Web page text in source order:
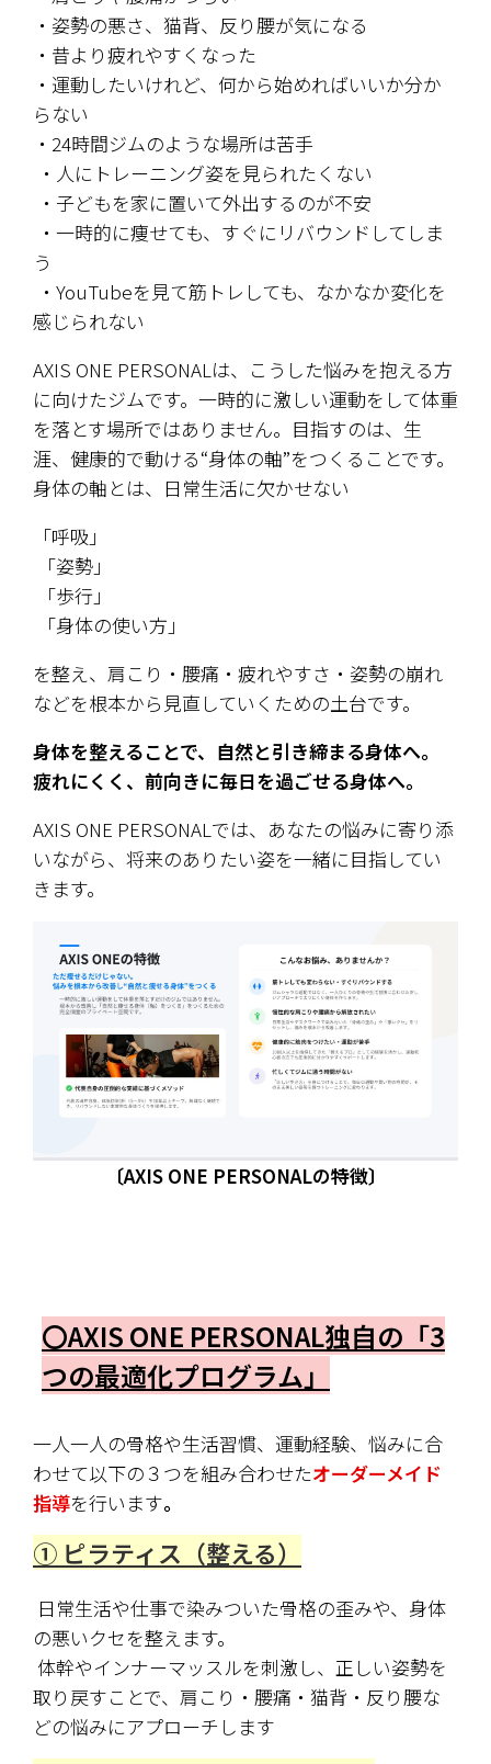
・姿勢の悪さ、猫背、反り腰が気になる
・昔より疲れやすくなった
・運動したいけれど、何から始めればいいか分か
らない
・24時間ジムのような場所は苦手
・人にトレーニング姿を見られたくない
・子どもを家に置いて外出するのが不安
う
感じられない
AXIS ONE PERSONALは、こうした悩みを抱える方
に向けたジムです。一時的に激しい運動をして体重
を落とす場所ではありません。目指すのは、生
涯、健康的で動ける“身体の軸”をつくることです。
身体の軸とは、日常生活に欠かせない
「呼吸」
「姿勢」
「歩行」
「身体の使い方」
を整え、肩こり・腰痛・疲れやすさ・姿勢の崩れ
などを根本から見直していくための土台です。
身体を整えることで、自然と引き締まる身体へ。
疲れにくく、前向きに毎日を過ごせる身体へ。
AXIS ONE PERSONALでは、あなたの悩みに寄り添
いながら、将来のありたい姿を一緒に目指してい
きます。
〔AXIS ONE PERSONALの特徴〕
〇AXIS ONE PERSONAL独自の「3
つの最適化プログラム」
一人一人の骨格や生活習慣、運動経験、悩みに合
わせて以下の３つを組み合わせたオーダーメイド
指導を行います。
① ピラティス（整える）
の悪いクセを整えます。
取り戻すことで、肩こり・腰痛・猫背・反り腰な
どの悩みにアプローチします